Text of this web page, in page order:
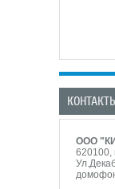
ООО
620100,